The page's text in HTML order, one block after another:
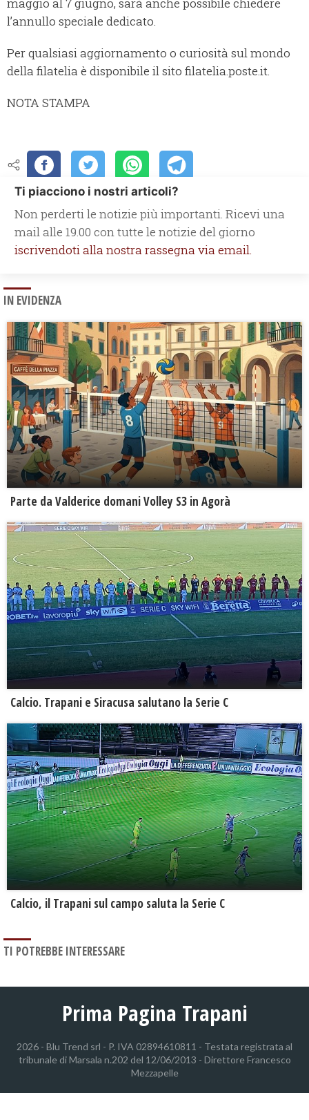
l’annullo speciale dedicato.
Per qualsiasi aggiornamento o curiosità sul mondo
della filatelia è disponibile il sito filatelia.poste.it.
NOTA STAMPA
Ti piacciono i nostri articoli?
Non perderti le notizie più importanti. Ricevi una
mail alle 19.00 con tutte le notizie del giorno
iscrivendoti alla nostra rassegna via email.
IN EVIDENZA
Parte da Valderice domani Volley S3 in Agorà
Calcio. Trapani e Siracusa salutano la Serie C
Calcio, il Trapani sul campo saluta la Serie C
TI POTREBBE INTERESSARE
Prima Pagina Trapani
2026 - Blu Trend srl - P. IVA 02894610811 - Testata registrata al
tribunale di Marsala n.202 del 12/06/2013 - Direttore Francesco
Mezzapelle